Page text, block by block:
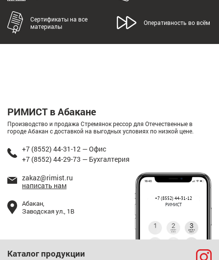
Сертификаты на все
материалы
Оперативность во всём
РИМИСТ в Абакане
Производство и продажа Стремянок рессор для Отечественные в
городе Абакан с доставкой на выгодных условиях по низкой цене.
+7 (8552) 44-31-12 — Офис
+7 (8552) 44-29-73 — Бухгалтерия
zakaz@rimist.ru
написать нам
+7 (8552) 44-31-12
РИМИСТ
Абакан,
Заводская ул., 1В
Каталог продукции